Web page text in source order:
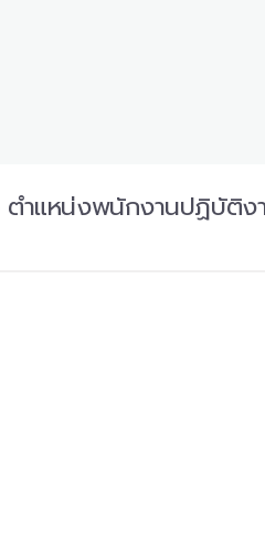
ตำแหน่งพนักงานปฏิบัติง